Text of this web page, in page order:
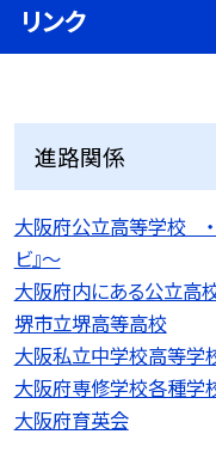
リンク
進路関係
大阪府公立高等学校
ビ』〜
大阪府内にある公立高
堺市立堺高等高校
大阪私立中学校高等学
大阪府専修学校各種学
大阪府育英会